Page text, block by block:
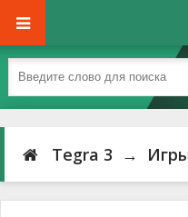
Tegra 3 →